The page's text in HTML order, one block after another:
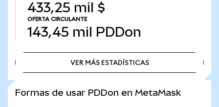
433,25 mil $
OFERTA CIRCULANTE
143,45 mil PDDon
VER MÁS ESTADÍSTICAS
Formas de usar PDDon en MetaMask